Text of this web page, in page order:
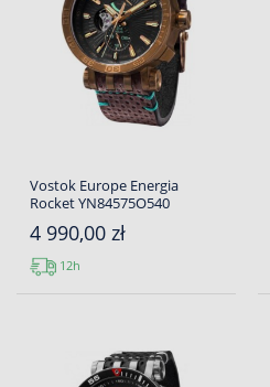
Vostok Europe Energia
Rocket YN84575O540
4 990,00 zł
12h